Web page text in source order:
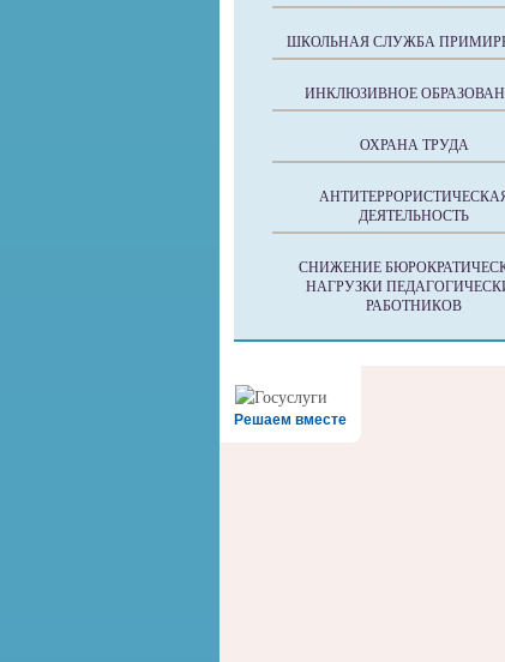
ШКОЛЬНАЯ СЛУЖБА
ИНКЛЮЗИВНОЕ
ОХРАНА ТРУДА
ДЕЯТЕЛЬНОСТЬ
СНИЖЕНИЕ
НАГРУЗКИ
РАБОТНИКОВ
Решаем вместе